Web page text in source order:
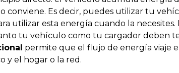
conviene. Es decir, puedes utilizar tu
utilizar esta energía cuando la necesites.
tu vehículo como tu cargador deben
permite que el flujo de energía viaje
y el hogar o la red.